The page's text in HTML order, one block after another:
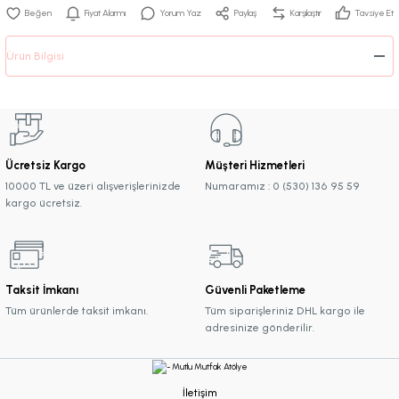
Fiyat Alarmı Yorum Yaz Paylaş Karşılaştır Tavsiye Et
Ürün Bilgisi
Ücretsiz Kargo
10000 TL ve üzeri alışverişlerinizde
kargo ücretsiz.
Müşteri Hizmetleri
Numaramız : 0 (530) 136 95 59
Taksit İmkanı
Tüm ürünlerde taksit imkanı.
Güvenli Paketleme
Tüm siparişleriniz DHL kargo ile
adresinize gönderilir.
İletişim